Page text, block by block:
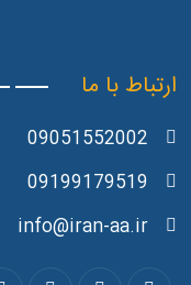
ارتباط با ما
09051552002
09199179519
info@iran-aa.ir